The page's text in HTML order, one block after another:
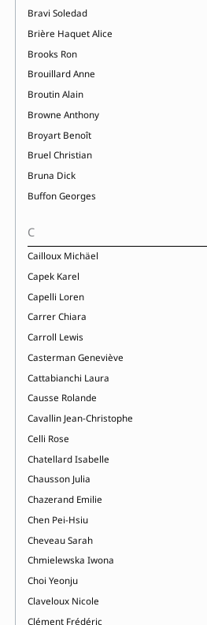
Bravi Soledad
Brière Haquet Alice
Brooks Ron
Brouillard Anne
Broutin Alain
Browne Anthony
Broyart Benoît
Bruel Christian
Bruna Dick
Buffon Georges
C
Cailloux Michäel
Capek Karel
Capelli Loren
Carrer Chiara
Carroll Lewis
Casterman Geneviève
Cattabianchi Laura
Causse Rolande
Cavallin Jean-Christophe
Celli Rose
Chatellard Isabelle
Chausson Julia
Chazerand Emilie
Chen Pei-Hsiu
Cheveau Sarah
Chmielewska Iwona
Choi Yeonju
Claveloux Nicole
Clément Frédéric